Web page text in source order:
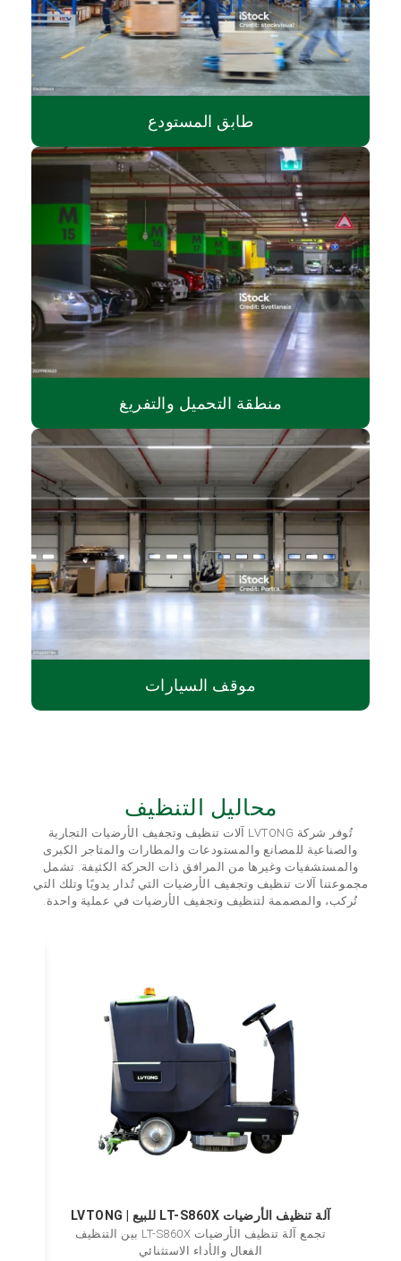
طابق المستودع
منطقة التحميل والتفريغ
موقف السيارات
محاليل التنظيف
تُوفر شركة LVTONG آلات تنظيف وتجفيف الأرضيات التجارية
والصناعية للمصانع والمستودعات والمطارات والمتاجر الكبرى
والمستشفيات وغيرها من المرافق ذات الحركة الكثيفة. تشمل
مجموعتنا آلات تنظيف وتجفيف الأرضيات التي تُدار يدويًا وتلك التي
تُركب، والمصممة لتنظيف وتجفيف الأرضيات في عملية واحدة.
آلة تنظيف الأرضيات LT-S860X للبيع | LVTONG
تجمع آلة تنظيف الأرضيات LT-S860X بين التنظيف
الفعال والأداء الاستثنائي